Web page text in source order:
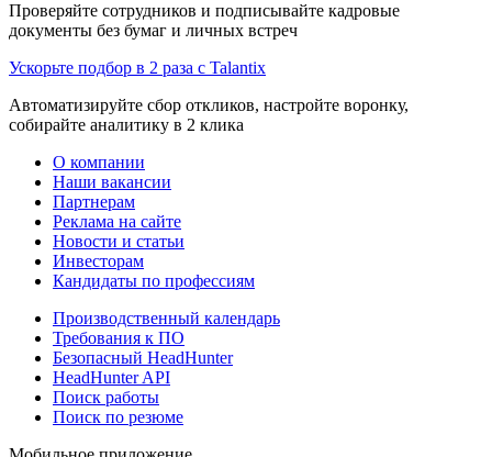
Проверяйте сотрудников и подписывайте кадровые
документы без бумаг и личных встреч
Ускорьте подбор в 2 раза с Talantix
Автоматизируйте сбор откликов, настройте воронку,
собирайте аналитику в 2 клика
О компании
Наши вакансии
Партнерам
Реклама на сайте
Новости и статьи
Инвесторам
Кандидаты по профессиям
Производственный календарь
Требования к ПО
Безопасный HeadHunter
HeadHunter API
Поиск работы
Поиск по резюме